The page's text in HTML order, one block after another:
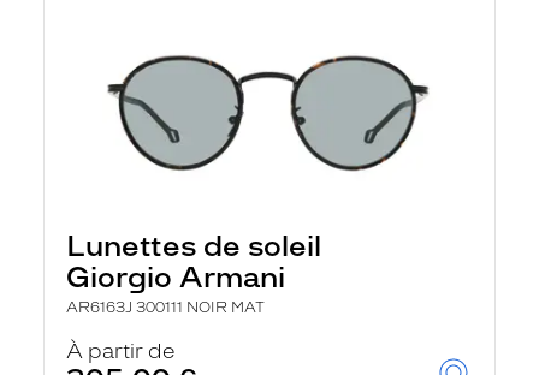
Lunettes de soleil
Giorgio Armani
AR6163J 300111 NOIR MAT
À partir de